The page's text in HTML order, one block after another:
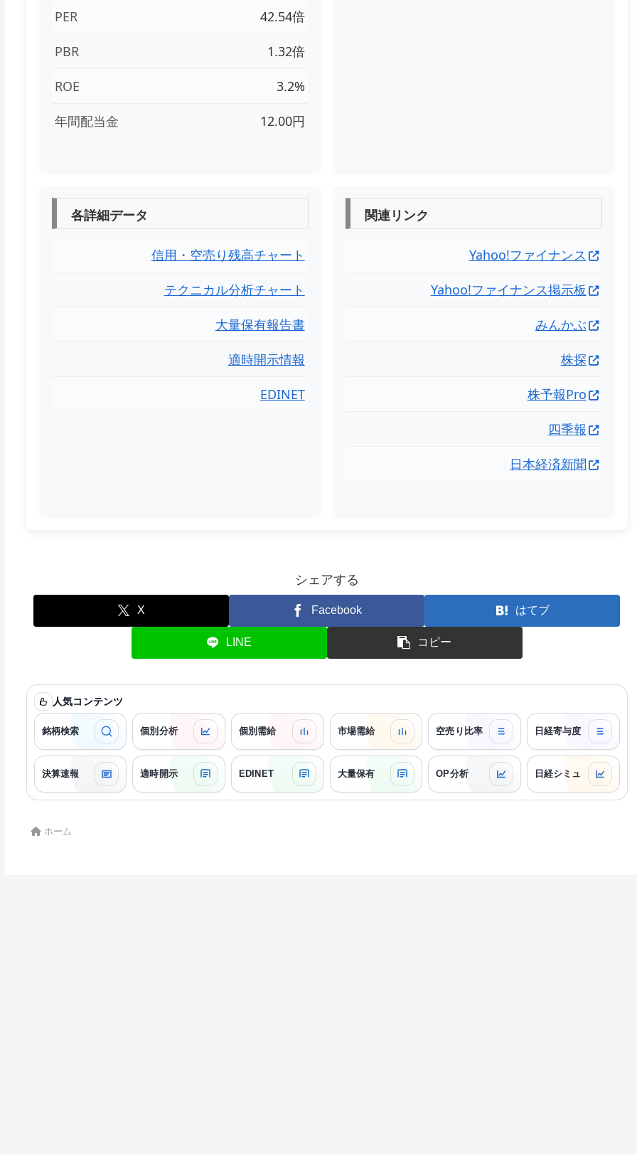
PER 42.54倍
PBR 1.32倍
ROE 3.2%
年間配当金 12.00円
各詳細データ
信用・空売り残高チャート
テクニカル分析チャート
大量保有報告書
適時開示情報
EDINET
関連リンク
Yahoo!ファイナンス
Yahoo!ファイナンス掲示板
みんかぶ
株探
株予報Pro
四季報
日本経済新聞
シェアする
X Facebook はてブ
LINE コピー
人気コンテンツ
銘柄検索 個別分析 個別需給 市場需給 空売り比率 日経寄与度
決算速報 適時開示 EDINET 大量保有 OP分析 日経シミュ
ホーム